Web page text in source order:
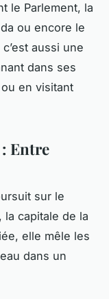
le Parlement, la
ou encore le
aussi une
dans ses
en visitant
Entre
sur le
, la capitale de la
elle mêle les
dans un